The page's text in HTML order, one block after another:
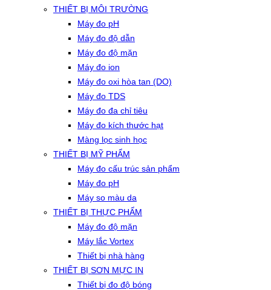
THIẾT BỊ MÔI TRƯỜNG
Máy đo pH
Máy đo độ dẫn
Máy đo độ mặn
Máy đo ion
Máy đo oxi hòa tan (DO)
Máy đo TDS
Máy đo đa chỉ tiêu
Máy đo kích thước hạt
Màng lọc sinh học
THIẾT BỊ MỸ PHẨM
Máy đo cấu trúc sản phẩm
Máy đo pH
Máy so màu da
THIẾT BỊ THỰC PHẨM
Máy đo độ mặn
Máy lắc Vortex
Thiết bị nhà hàng
THIẾT BỊ SƠN MỰC IN
Thiết bị đo độ bóng